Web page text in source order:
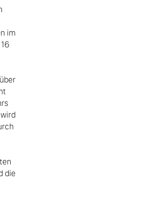
im
die